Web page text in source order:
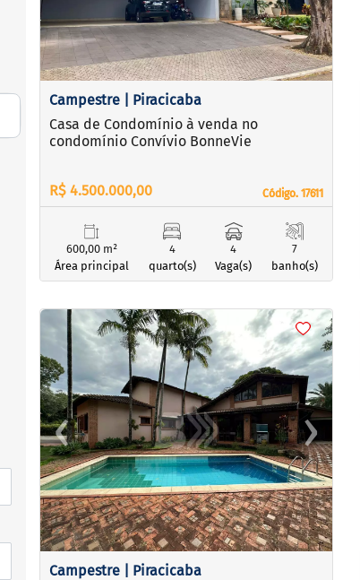
Campestre | Piracicaba
Código. 17611
Código. 17611
Casa de Condomínio à venda no
condomínio Convívio BonneVie
R$ 4.500.000,00
600,00 m²
Área principal
4
quarto(s)
4
Vaga(s)
7
banho(s)
< <
‹Previous ›Next
Campestre | Piracicaba